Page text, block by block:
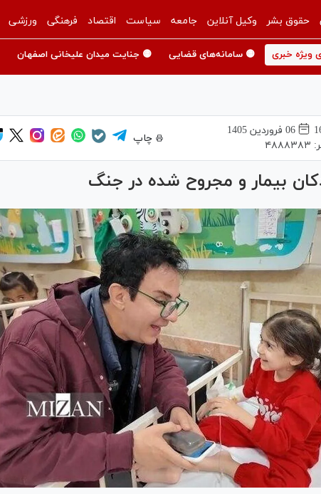
حقوق بشر وکیل آنلاین جامعه سیاست اقتصاد فرهنگی ورزشی
ویژه خبری 🟡 سامانه‌های قضایی 🟡 جنایت میدان علیخانی اصفهان
06 فروردين 1405
۴۸۸۸۳۸۳
چاپ
بیمار و مجروح شده در جنگ